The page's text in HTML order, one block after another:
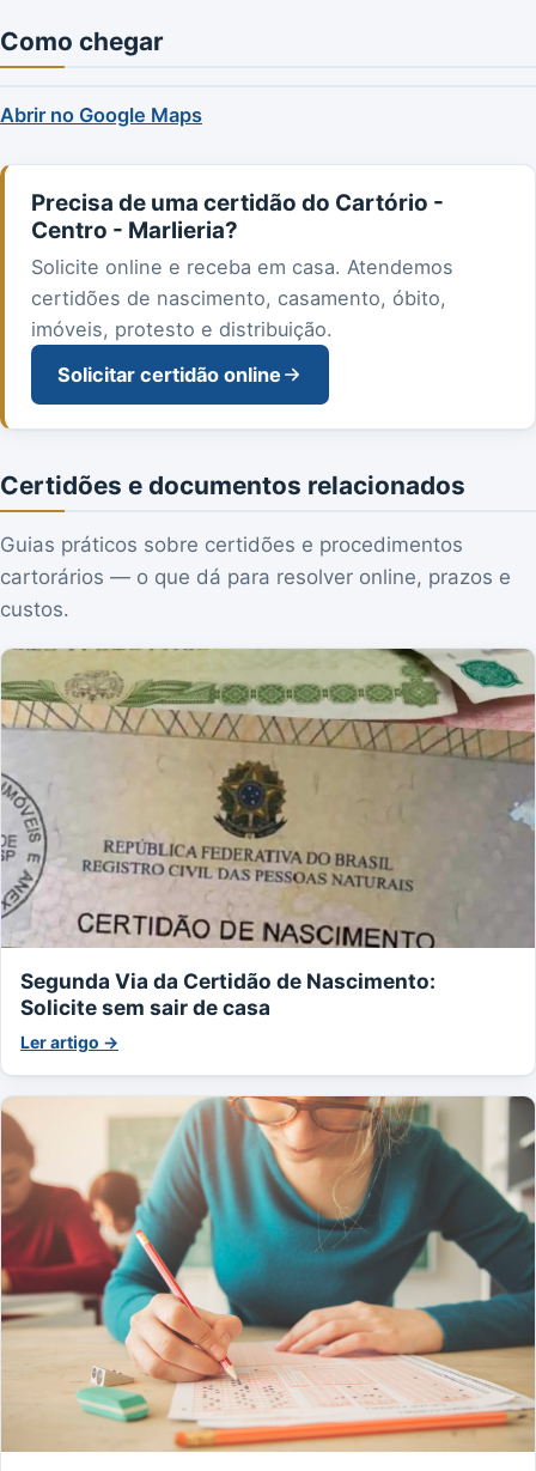
Como chegar
Abrir no Google Maps
Precisa de uma certidão do Cartório -
Centro - Marlieria?
Solicite online e receba em casa. Atendemos
certidões de nascimento, casamento, óbito,
imóveis, protesto e distribuição.
Solicitar certidão online
Certidões e documentos relacionados
Guias práticos sobre certidões e procedimentos
cartorários — o que dá para resolver online, prazos e
custos.
Segunda Via da Certidão de Nascimento:
Solicite sem sair de casa
Ler artigo →